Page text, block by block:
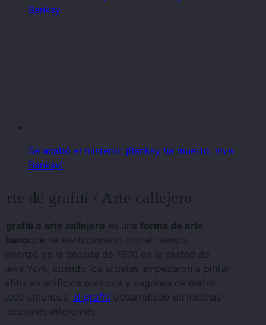
Banksy
Se acabó el misterio: ¡Banksy ha muerto, viva
Banksy!
de grafiti / Arte callejero
grafiti o arte callejero es una forma de arte
que ha evolucionado con el tiempo.
en la década de 1970 en la ciudad de
York, cuando los artistas empezaron a pintar
en edificios públicos y vagones de metro.
entonces, el grafiti desarrollado en muchas
diferentes.